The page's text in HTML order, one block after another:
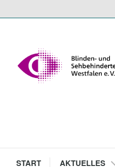
zum
1
START 2
AKTUELLES